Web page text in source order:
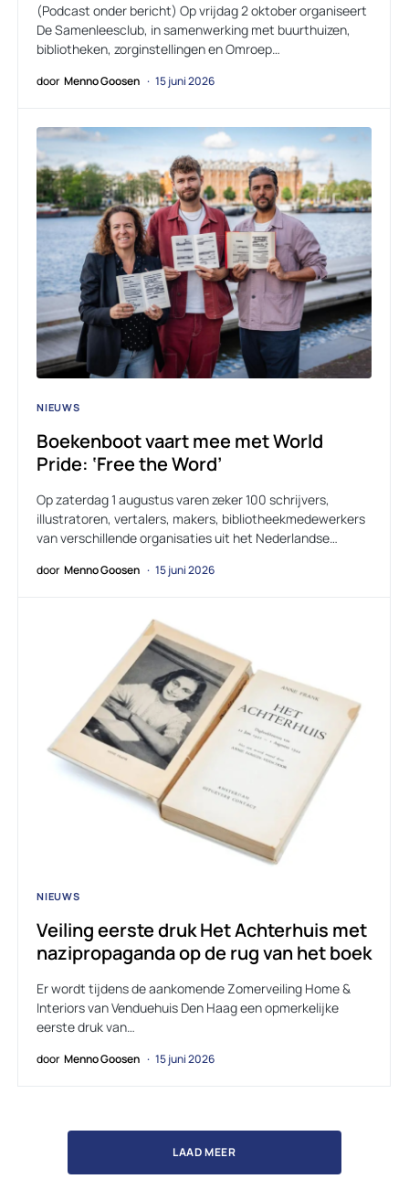
(Podcast onder bericht) Op vrijdag 2 oktober organiseert
De Samenleesclub, in samenwerking met buurthuizen,
bibliotheken, zorginstellingen en Omroep…
door Menno Goosen 15 juni 2026
NIEUWS
Boekenboot vaart mee met World
Pride: ‘Free the Word’
Op zaterdag 1 augustus varen zeker 100 schrijvers,
illustratoren, vertalers, makers, bibliotheekmedewerkers
van verschillende organisaties uit het Nederlandse…
door Menno Goosen 15 juni 2026
NIEUWS
Veiling eerste druk Het Achterhuis met
nazipropaganda op de rug van het boek
Er wordt tijdens de aankomende Zomerveiling Home &
Interiors van Venduehuis Den Haag een opmerkelijke
eerste druk van…
door Menno Goosen 15 juni 2026
LAAD MEER